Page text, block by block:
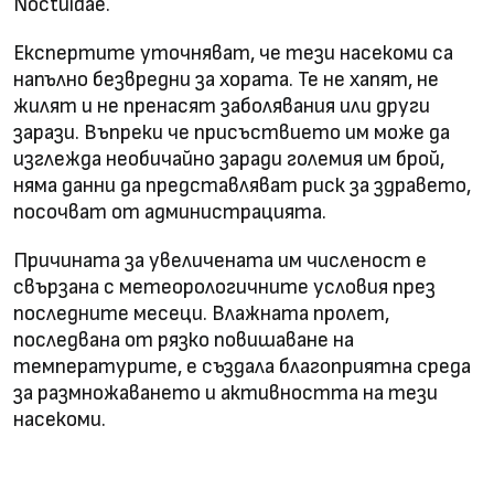
Експертите уточняват, че тези насекоми са
напълно безвредни за хората. Те не хапят, не
жилят и не пренасят заболявания или други
зарази. Въпреки че присъствието им може да
изглежда необичайно заради големия им брой,
няма данни да представляват риск за здравето,
посочват от администрацията.
Причината за увеличената им численост е
свързана с метеорологичните условия през
последните месеци. Влажната пролет,
последвана от рязко повишаване на
температурите, е създала благоприятна среда
за размножаването и активността на тези
насекоми.